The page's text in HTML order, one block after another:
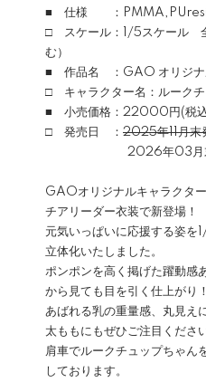
■ 仕様 ：PMMA,PUresin
□ スケール：1/5スケール
む）
■ 作品名 ：GAO オリジナ
□ キャラクター名：ルークチ
■ 小売価格：22000円(税
□ 発売日 ： 2025年11月末
2026年03月末発
GAOオリジナルキャラクタ
チアリーダー衣装で新登場！
元気いっぱいに応援する姿を
立体化いたしました。
ポンポンを高く掲げた躍動感
から見ても目を引く仕上がり！
あばれる乳の重量感、丸見え
太ももにもぜひご注目ください
肩車でルークチュップちゃん
しております。